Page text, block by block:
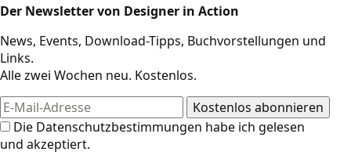
Der Newsletter von Designer in Action
News, Events, Download-Tipps, Buchvorstellungen und
Links.
Alle zwei Wochen neu. Kostenlos.
Die Datenschutzbestimmungen habe ich gelesen
und akzeptiert.